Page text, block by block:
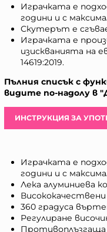
Играчката е
години и с
Скутерът е
Играчката е
изискванията на
14619:2019.
Пълния списък с
видите по-надолу в
ИНСТРУКЦИЯ ЗА
Играчката е
години и с
Лека алуминиева
Висококачествени
360 градуса
Регулиране
Противоплъзгаща